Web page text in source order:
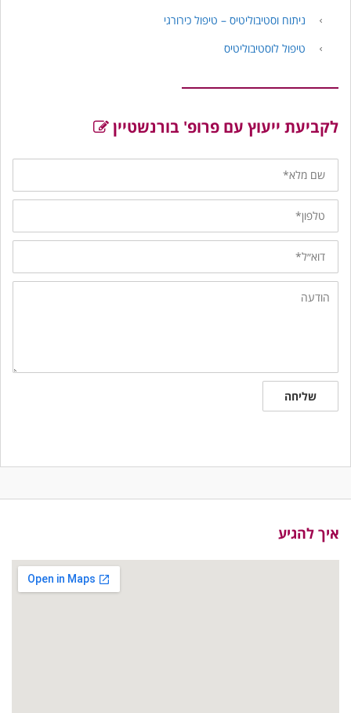
ניתוח וסטיבוליטיס – טיפול כירורגי
טיפול לוסטיבוליטיס
לקביעת ייעוץ עם פרופ' בורנשטיין
שם
מלא
טלפון
דוא״ל
הודעה
שליחה
איך להגיע